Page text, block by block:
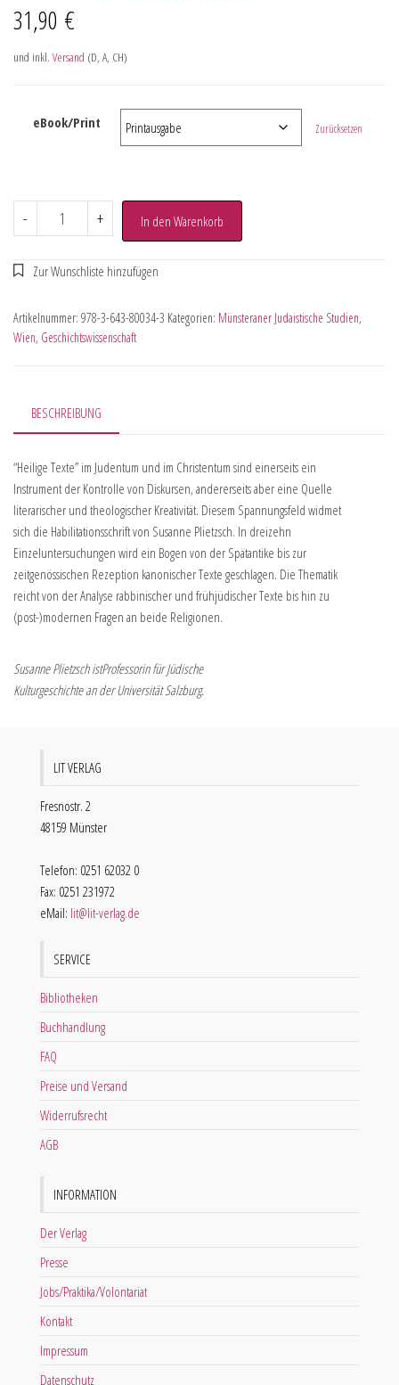
31,90 €
und inkl. Versand (D, A, CH)
eBook/Print Zurücksetzen
- + In den Warenkorb
Artikelnummer: 978-3-643-80034-3 Kategorien: Münsteraner Judaistische Studien,
Wien, Geschichtswissenschaft
BESCHREIBUNG
“Heilige Texte” im Judentum und im Christentum sind einerseits ein
Instrument der Kontrolle von Diskursen, andererseits aber eine Quelle
literarischer und theologischer Kreativität. Diesem Spannungsfeld widmet
sich die Habilitationsschrift von Susanne Plietzsch. In dreizehn
Einzeluntersuchungen wird ein Bogen von der Spätantike bis zur
zeitgenössischen Rezeption kanonischer Texte geschlagen. Die Thematik
reicht von der Analyse rabbinischer und frühjüdischer Texte bis hin zu
(post-)modernen Fragen an beide Religionen.
Susanne Plietzsch istProfessorin für Jüdische
Kulturgeschichte an der Universität Salzburg.
LIT VERLAG
Fresnostr. 2
48159 Münster
Telefon: 0251 62032 0
Fax: 0251 231972
eMail: lit@lit-verlag.de
SERVICE
Bibliotheken
Buchhandlung
FAQ
Preise und Versand
Widerrufsrecht
AGB
INFORMATION
Der Verlag
Presse
Jobs/Praktika/Volontariat
Kontakt
Impressum
Datenschutz